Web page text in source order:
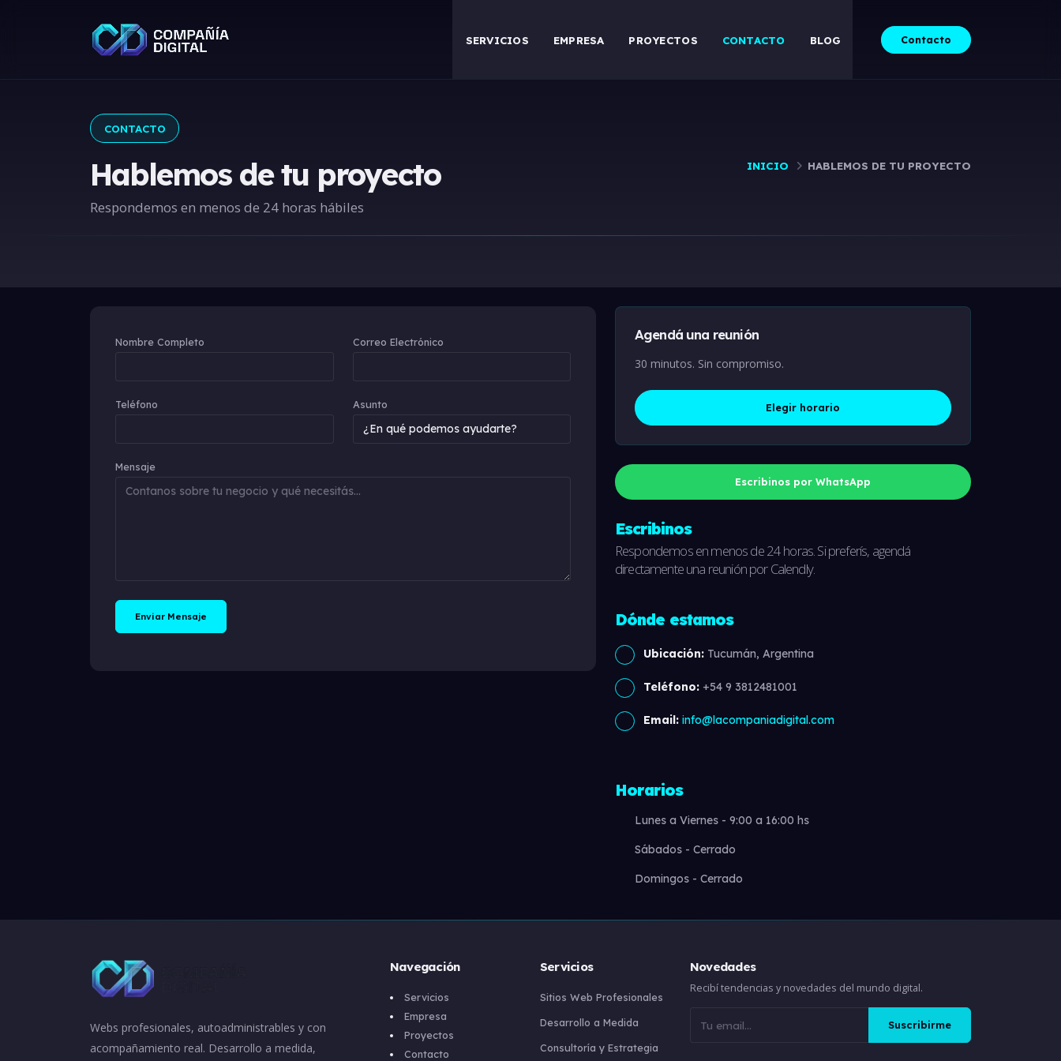
SERVICIOS EMPRESA PROYECTOS CONTACTO BLOG Contacto
CONTACTO
Hablemos de tu proyecto
Respondemos en menos de 24 horas hábiles
INICIO HABLEMOS DE TU PROYECTO
Nombre Completo Correo Electrónico
Teléfono Asunto
Mensaje
Enviar Mensaje
Agendá una reunión
30 minutos. Sin compromiso.
Elegir horario
Escribinos por WhatsApp
Escribinos
Respondemos en menos de 24 horas. Si preferís, agendá
directamente una reunión por Calendly.
Dónde estamos
Ubicación: Tucumán, Argentina
Teléfono: +54 9 3812481001
Email: info@lacompaniadigital.com
Horarios
Lunes a Viernes - 9:00 a 16:00 hs
Sábados - Cerrado
Domingos - Cerrado
Webs profesionales, autoadministrables y con
acompañamiento real. Desarrollo a medida,
Navegación
Servicios
Empresa
Proyectos
Contacto
Servicios
Sitios Web Profesionales
Desarrollo a Medida
Consultoría y Estrategia
Novedades
Recibí tendencias y novedades del mundo digital.
Suscribirme